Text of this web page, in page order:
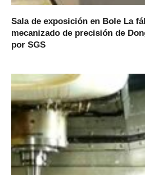
Sala de exposición en Bole La
mecanizado de precisión de
por SGS